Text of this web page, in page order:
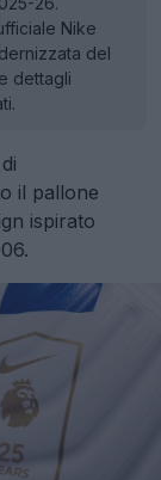
Nike
del
dettagli
il pallone
ispirato